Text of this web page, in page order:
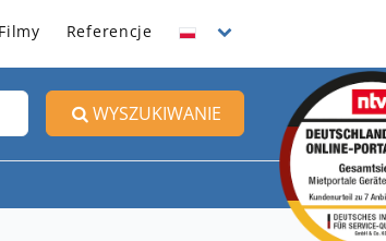
Filmy Referencje
WYSZUKIWANIE